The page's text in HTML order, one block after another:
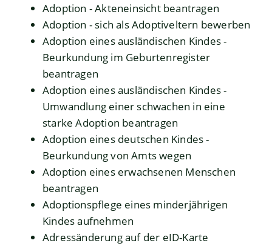
Adoption - Akteneinsicht beantragen
Adoption - sich als Adoptiveltern bewerben
Adoption eines ausländischen Kindes -
Beurkundung im Geburtenregister
beantragen
Adoption eines ausländischen Kindes -
Umwandlung einer schwachen in eine
starke Adoption beantragen
Adoption eines deutschen Kindes -
Beurkundung von Amts wegen
Adoption eines erwachsenen Menschen
beantragen
Adoptionspflege eines minderjährigen
Kindes aufnehmen
Adressänderung auf der eID-Karte